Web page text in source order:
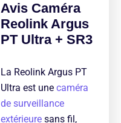
Avis Caméra
Reolink Argus
PT Ultra + SR3
La Reolink Argus PT
Ultra est une caméra
de surveillance
extérieure sans fil,